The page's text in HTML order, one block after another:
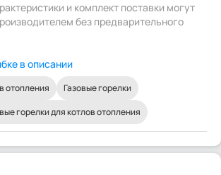
и комплект поставки могут
без предварительного
в описании
отопления
Газовые горелки
горелки для котлов отопления